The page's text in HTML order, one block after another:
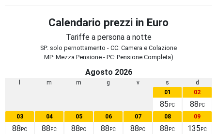
Calendario prezzi in Euro
Tariffe a persona a notte
SP: solo pernottamento - CC: Camera e Colazione
MP: Mezza Pensione - PC: Pensione Completa)
Agosto 2026
m m g v s
d
01
85 PC
02
88 PC
03
88 PC
04
88 PC
05
88 PC
06
88 PC
07
88 PC
08
88 PC
09
135 PC